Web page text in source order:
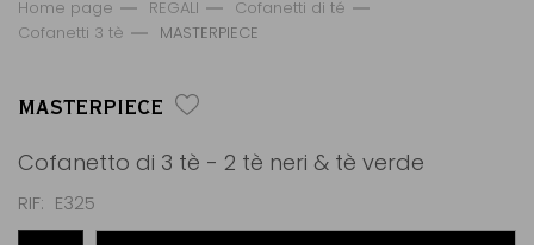
Home page REGALI
Cofanetti di té
Cofanetti 3 tè
MASTERPIECE
MASTERPIECE
Cofanetto di 3 tè - 2 tè neri & tè verde
RIF E325